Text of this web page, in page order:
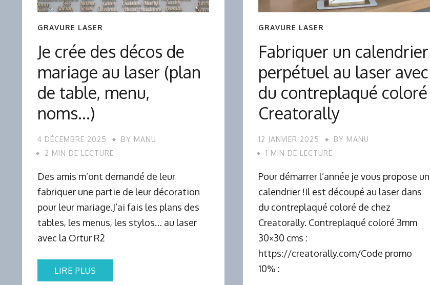
GRAVURE LASER
Je crée des décos de
mariage au laser (plan
de table, menu,
noms…)
4 DÉCEMBRE 2025 BY MANU
2 MIN DE LECTURE
Des amis m’ont demandé de leur
fabriquer une partie de leur décoration
pour leur mariage.J’ai fais les plans des
tables, les menus, les stylos… au laser
avec la Ortur R2
LIRE PLUS
GRAVURE LASER
Fabriquer un calendrier
perpétuel au laser avec
du contreplaqué coloré
Creatorally
12 JANVIER 2025 BY MANU
1 MIN DE LECTURE
Pour démarrer l’année je vous propose un
calendrier !Il est découpé au laser dans
du contreplaqué coloré de chez
Creatorally. Contreplaqué coloré 3mm
30×30 cms :
https://creatorally.com/Code promo
10% :